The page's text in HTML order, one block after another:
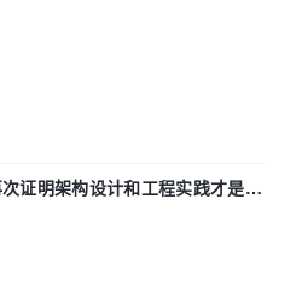
证明架构设计和工程实践才是稀